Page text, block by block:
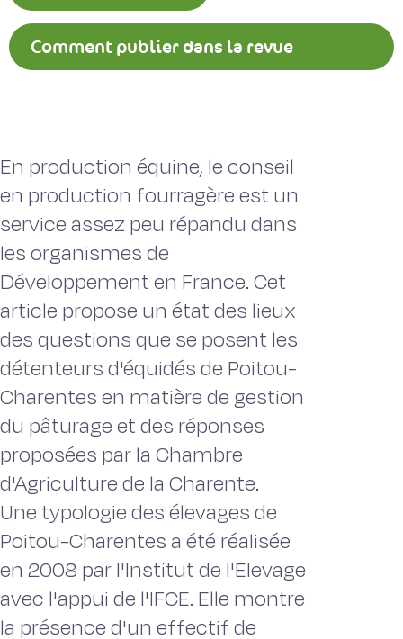
Comment publier dans la revue
En production équine, le conseil
en production fourragère est un
service assez peu répandu dans
les organismes de
Développement en France. Cet
article propose un état des lieux
des questions que se posent les
détenteurs d'équidés de Poitou-
Charentes en matière de gestion
du pâturage et des réponses
proposées par la Chambre
d'Agriculture de la Charente.
Une typologie des élevages de
Poitou-Charentes a été réalisée
en 2008 par l'Institut de l'Elevage
avec l'appui de l'IFCE. Elle montre
la présence d'un effectif de